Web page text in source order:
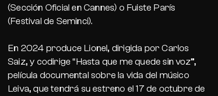
(Sección Oficial en Cannes) o Fuiste París
(Festival de Seminci).
En 2024 produce Lionel, dirigida por Carlos
Saiz, y codirige “Hasta que me quede sin voz”,
película documental sobre la vida del músico
Leiva, que tendrá su estreno el 17 de octubre de